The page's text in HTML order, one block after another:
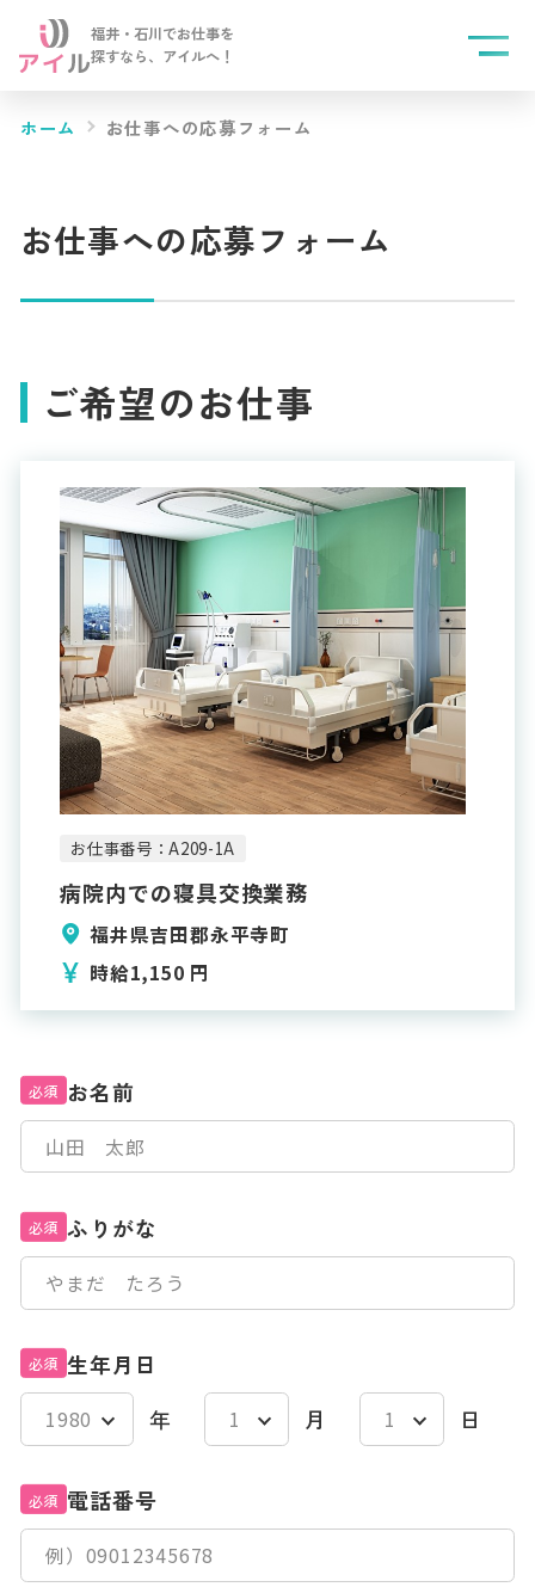
福井・石川でお仕事を
探すなら、 アイルへ！
ホーム お仕事への応募フォーム
お仕事への応募フォーム
ご希望のお仕事
お仕事番号：A209-1A
病院内での寝具交換業務
福井県吉田郡永平寺町
時給1,150 円
必須 お名前
必須 ふりがな
必須 生年月日
年
月 日
必須 電話番号